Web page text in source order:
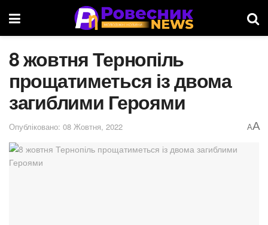
8 жовтня Тернопіль
прощатиметься із двома
загиблими Героями
Опубліковано: 08 Жовтня, 2022 AA